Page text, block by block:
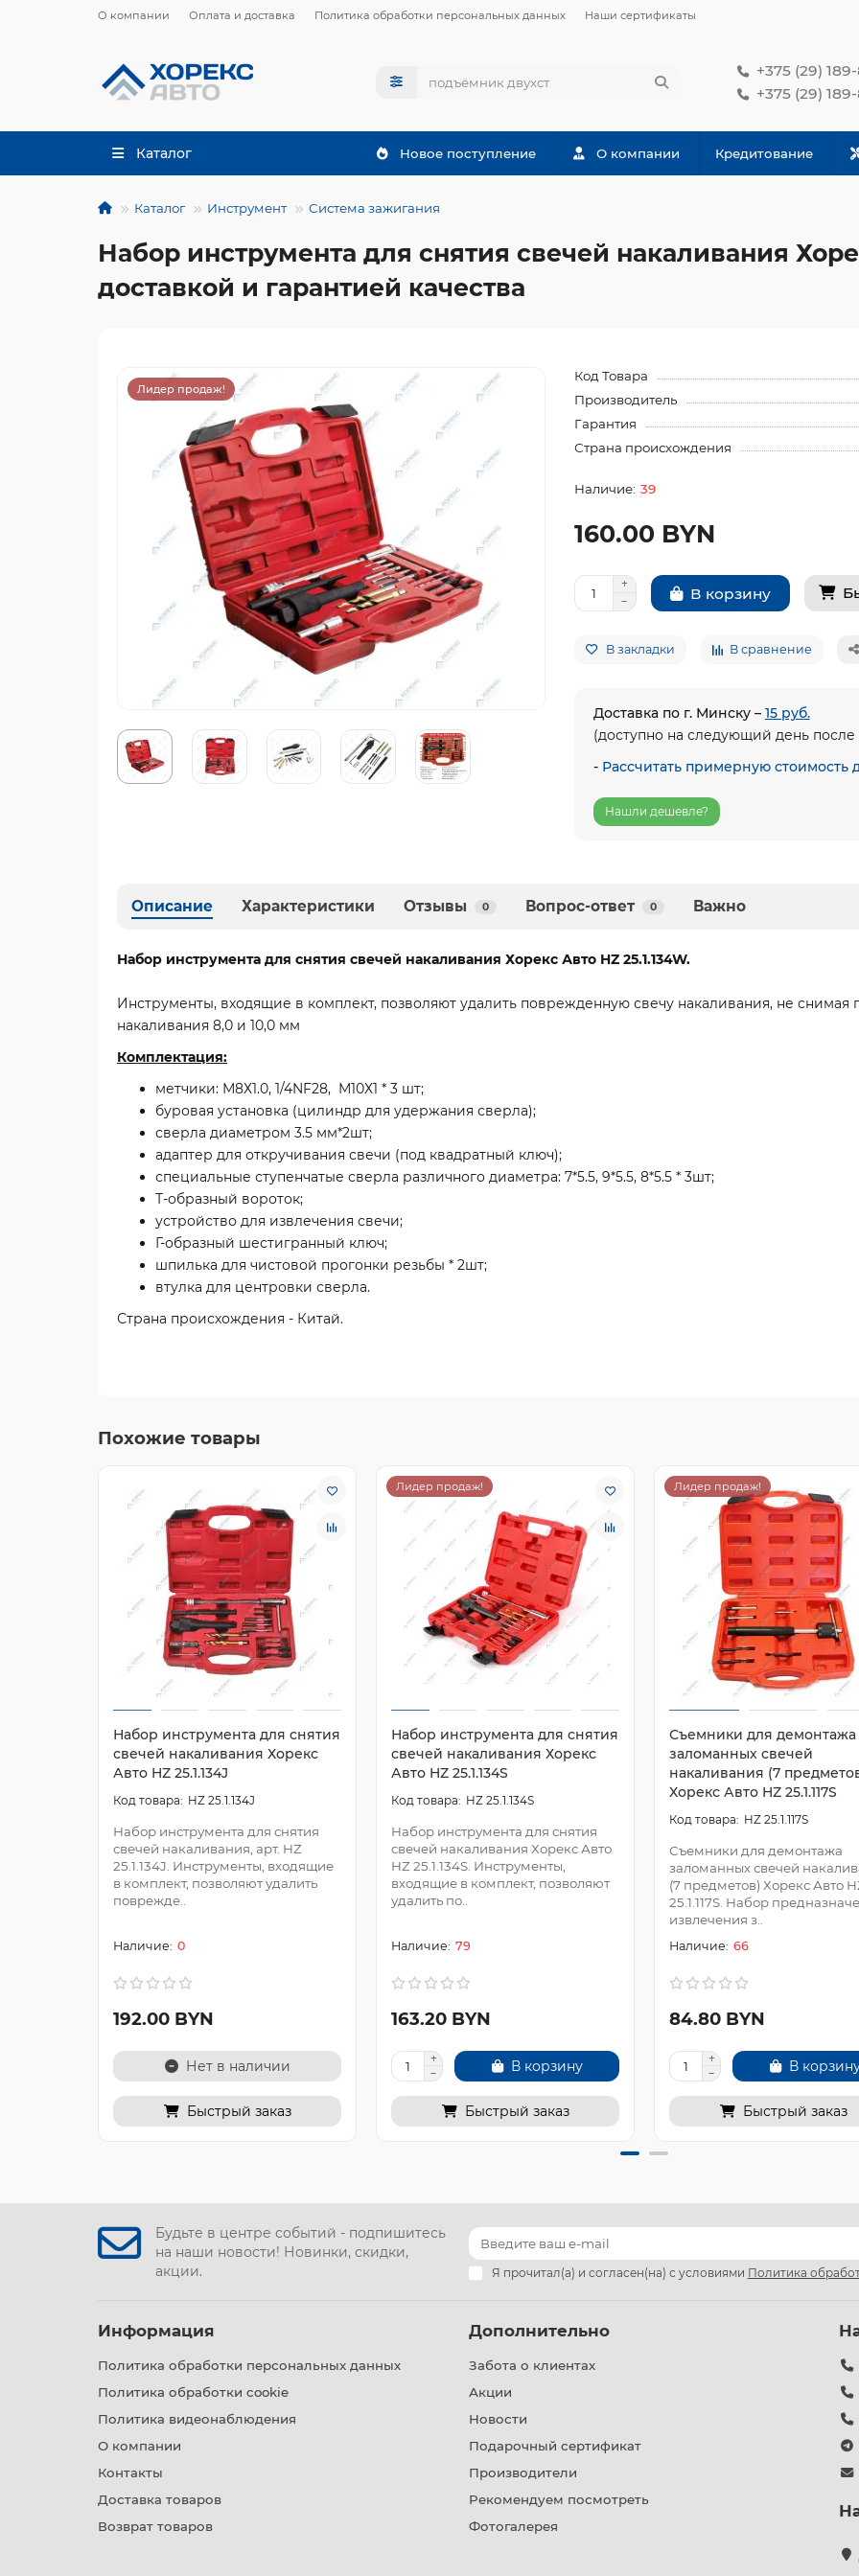
О компании Оплата и доставка Политика обработки персональных данных Наши сертификаты
+375 (29)
+375 (29)
Каталог Новое поступление О компании Кредитование
Каталог Инструмент Система зажигания
Набор инструмента для снятия свечей накаливания
доставкой и гарантией качества
Лидер продаж!
Код Товара
Производитель
Гарантия
Страна происхождения
39
160.00 BYN
В корзину
В закладки В сравнение
Доставка по г. Минску – 15 руб.
(доступно на следующий день после
- Рассчитать примерную стоимость
Нашли дешевле?
Описание Характеристики Отзывы 0 Вопрос-ответ 0 Важно
Набор инструмента для снятия свечей накаливания Хорекс Авто HZ 25.1.134W.
Инструменты, входящие в комплект, позволяют удалить поврежденную свечу накаливания, не снимая
накаливания 8,0 и 10,0 мм
Комплектация:
метчики: М8Х1.0, 1/4NF28, М10Х1 * 3 шт;
буровая установка (цилиндр для удержания сверла);
сверла диаметром 3.5 мм*2шт;
адаптер для откручивания свечи (под квадратный ключ);
специальные ступенчатые сверла различного диаметра: 7*5.5, 9*5.5, 8*5.5 * 3шт;
Т-образный вороток;
устройство для извлечения свечи;
Г-образный шестигранный ключ;
шпилька для чистовой прогонки резьбы * 2шт;
втулка для центровки сверла.
Страна происхождения - Китай.
Похожие товары
Набор инструмента для снятия
свечей накаливания Хорекс
Авто HZ 25.1.134J
HZ 25.1.134J
Набор инструмента для снятия
свечей накаливания, арт. HZ
25.1.134J. Инструменты, входящие
в комплект, позволяют удалить
поврежде..
0
192.00 BYN
Нет в наличии
Быстрый заказ
Лидер продаж!
Набор инструмента для снятия
свечей накаливания Хорекс
Авто HZ 25.1.134S
HZ 25.1.134S
Набор инструмента для снятия
свечей накаливания Хорекс Авто
HZ 25.1.134S. Инструменты,
входящие в комплект, позволяют
удалить по..
79
163.20 BYN
В корзину
Быстрый заказ
Лидер продаж!
Съемники для демонтажа
заломанных свечей
накаливания (7
Хорекс Авто HZ 25.1.117S
HZ 25.1.117S
Съемники для демонтажа
заломанных свечей
(7 предметов) Хорекс Авто
25.1.117S. Набор
извлечения з..
66
84.80 BYN
В
Быстрый заказ
Будьте в центре событий - подпишитесь
на наши новости! Новинки, скидки,
акции.
Я прочитал(а) и согласен(на) с условиями Политика
Информация
Политика обработки персональных данных
Политика обработки cookie
Политика видеонаблюдения
О компании
Контакты
Доставка товаров
Возврат товаров
Дополнительно
Забота о клиентах
Акции
Новости
Подарочный сертификат
Производители
Рекомендуем посмотреть
Фотогалерея